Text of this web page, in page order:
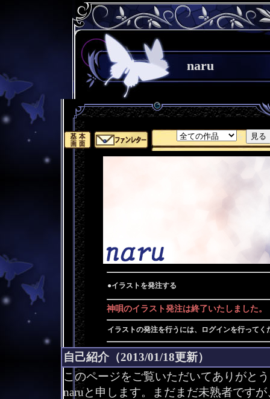
naru
を
●イラストを発注する
神唄のイラスト発注は終了いたしました。
イラストの発注を行うには、ログインを行ってく
自己紹介（2013/01/18更新）
このページをご覧いただいてありがと
naruと申します。まだまだ未熟者です